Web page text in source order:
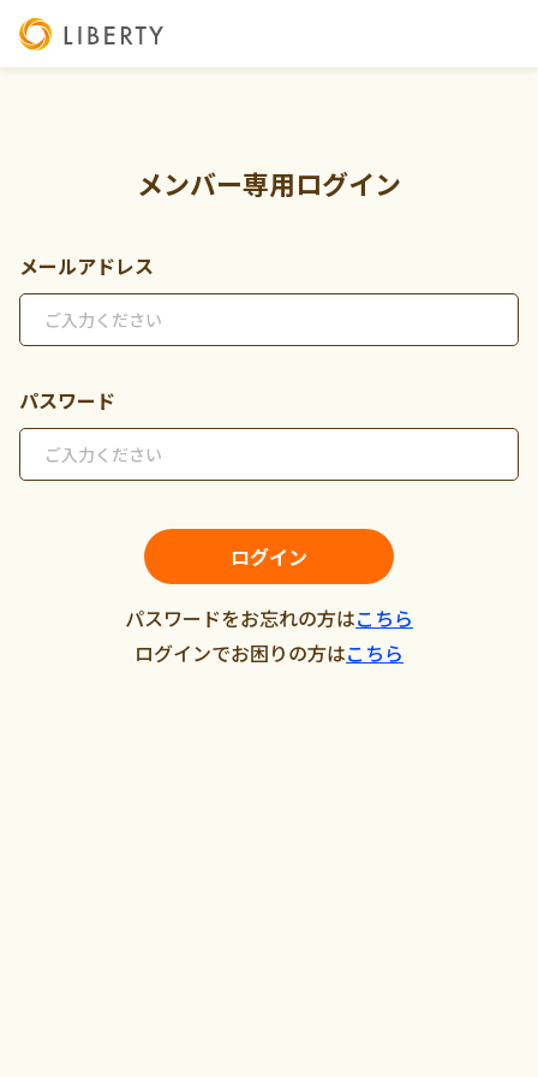
メンバー専用ログイン
メールアドレス
パスワード
ログイン
パスワードをお忘れの方はこちら
ログインでお困りの方はこちら